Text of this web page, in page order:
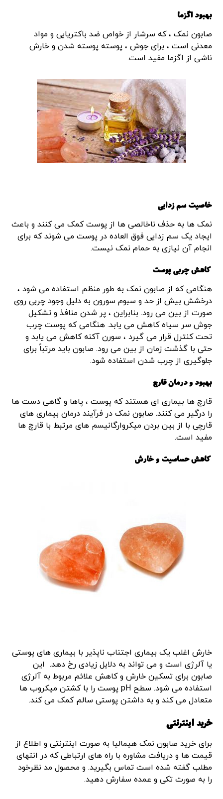
بهبود اگزما
صابون نمک ، که سرشار از خواص ضد باکتریایی و مواد
معدنی است ، برای جوش ، پوسته پوسته شدن و خارش
ناشی از اگزما مفید است.
خاصیت سم زدایی
نمک ها به حذف ناخالصی ها از پوست کمک می کنند و باعث
ایجاد یک سم زدایی فوق العاده در پوست می شوند که برای
انجام آن نیازی به حمام نمک نیست.
کاهش چربی پوست
هنگامی که از صابون نمک به طور منظم استفاده می شود ،
درخشش بیش از حد و سبوم سورون به دلیل وجود چربی روی
صورت از بین می رود. بنابراین ، پر شدن منافذ و تشکیل
جوش سر سیاه کاهش می یابد. هنگامی که پوست چرب
تحت کنترل قرار می گیرد ، سورن آکنه کاهش می یابد و
حتی با گذشت زمان از بین می رود. صابون باید مرتباً برای
جلوگیری از چرب شدن استفاده شود.
بهبود و درمان قارچ
قارچ ها بیماری ای هستند که پوست ، پاها و گاهی دست ها
را درگیر می کنند. صابون نمک در فرآیند درمان بیماری های
قارچی با از بین بردن میکروارگانیسم های مرتبط با قارچ ها
مفید است.
کاهش حساسیت و خارش
خارش اغلب یک بیماری اجتناب ناپذیر با بیماری های پوستی
یا آلرژی است و می تواند به دلایل زیادی رخ دهد. این
صابون برای تسکین خارش و کاهش علائم مربوط به آلرژی
استفاده می شود. سطح pH پوست را با کشتن میکروب ها
متعادل می کند و به داشتن پوستی سالم کمک می کند.
خرید اینترنتی
برای خرید صابون نمک هیمالیا به صورت اینترنتی و اطلاع از
قیمت ها و دریافت مشاوره با راه های ارتباطی که در انتهای
مطلب گفته شده است تماس بگیرید. و محصول مد نظرخود
را به صورت تکی و عمده سفارش دهید.